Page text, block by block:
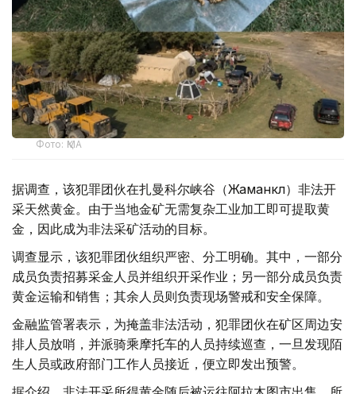
Фото: ҚМА
据调查，该犯罪团伙在扎曼科尔峡谷（Жаманкөл）非法开
采天然黄金。由于当地金矿无需复杂工业加工即可提取黄
金，因此成为非法采矿活动的目标。
调查显示，该犯罪团伙组织严密、分工明确。其中，一部分
成员负责招募采金人员并组织开采作业；另一部分成员负责
黄金运输和销售；其余人员则负责现场警戒和安全保障。
金融监管署表示，为掩盖非法活动，犯罪团伙在矿区周边安
排人员放哨，并派骑乘摩托车的人员持续巡查，一旦发现陌
生人员或政府部门工作人员接近，便立即发出预警。